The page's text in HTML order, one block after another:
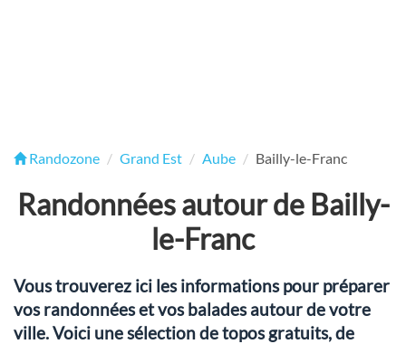
Randozone Grand Est Aube Bailly-le-Franc
Randonnées autour de Bailly-
le-Franc
Vous trouverez ici les informations pour préparer
vos randonnées et vos balades autour de votre
ville. Voici une sélection de topos gratuits, de